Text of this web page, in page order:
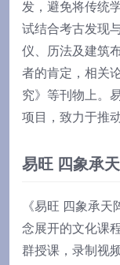
发，避免将传统
试结合考古发现
仪、历法及建筑
者的肯定，相关
究》等刊物上。
项目，致力于推
易旺 四象承
《易旺 四象承
念展开的文化课
群授课，录制视